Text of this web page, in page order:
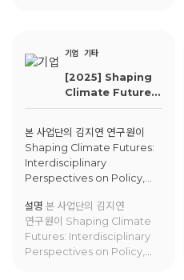
Transitions"에 대해 발표함.
기업 기타
[2025] Shaping
Climate Futures:
Interdisciplinary
Policy,
Economics, and
Governance
본 사업단의 김지연 연구원이
Shaping Climate Futures:
Interdisciplinary
Perspectives on Policy,
Governance에서 발표를
진행함.
설명 본 사업단의 김지연
연구원이 Shaping Climate
Futures: Interdisciplinary
Perspectives on Policy,